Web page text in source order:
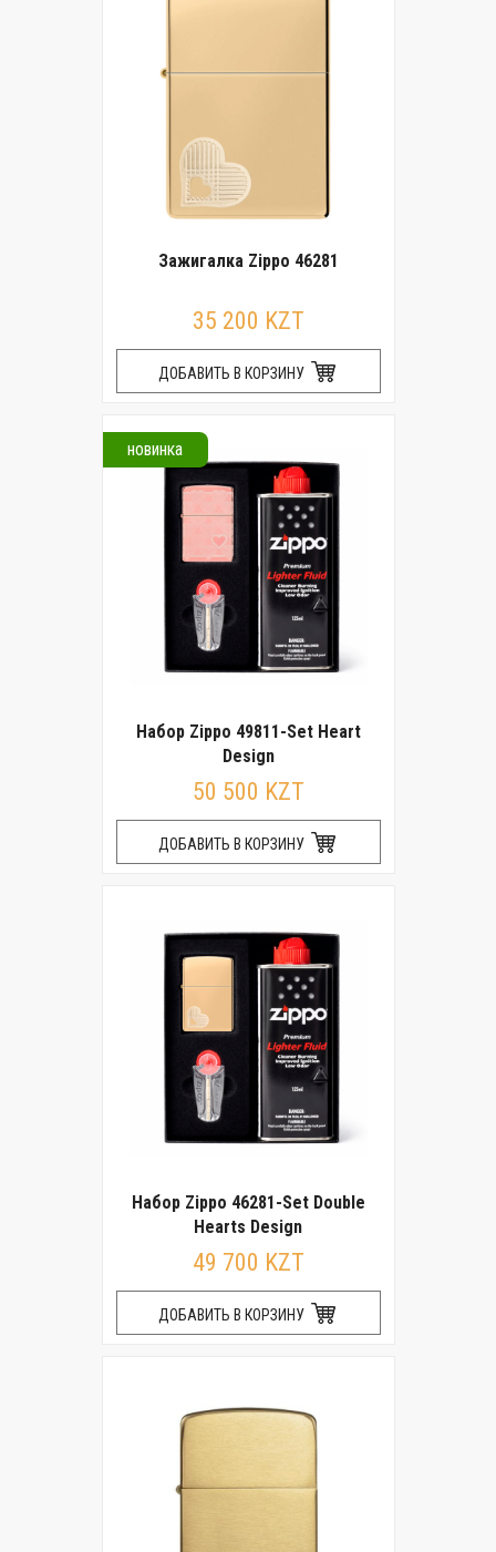
Зажигалка Zippo 46281
35 200 KZT
ДОБАВИТЬ В КОРЗИНУ
новинка
Набор Zippo 49811-Set Heart
Design
50 500 KZT
ДОБАВИТЬ В КОРЗИНУ
Набор Zippo 46281-Set Double
Hearts Design
49 700 KZT
ДОБАВИТЬ В КОРЗИНУ